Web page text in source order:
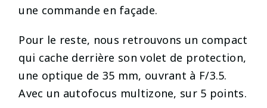
une commande en façade.
Pour le reste, nous retrouvons un compact
qui cache derrière son volet de protection,
une optique de 35 mm, ouvrant à F/3.5.
Avec un autofocus multizone, sur 5 points.